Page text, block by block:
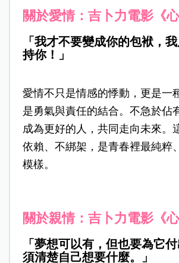
關於愛情：吉卜力電影《心
「我才不要變成你的包袱，
持你！」
愛情不只是情感的悸動，更是一
是勇氣與責任的結合。不急於佔
成為更好的人，共同走向未來。
依賴、不綁架，是青春裡最純粹
模樣。
關於親情：吉卜力電影《心
「夢想可以有，但也要為它
須清楚自己想要什麼。」